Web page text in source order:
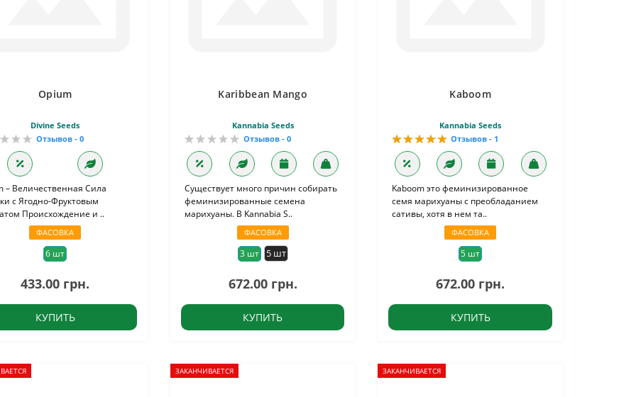
Opium
Divine Seeds
Отзывов - 0
– Величественная Сила
с Ягодно-Фруктовым
Происхождение и ..
ФАСОВКА
6 шт
433.00 грн.
КУПИТЬ
Karibbean Mango
Kannabia Seeds
Отзывов - 0
Существует много причин собирать
феминизированные семена
марихуаны. В Kannabia S..
ФАСОВКА
3 шт 5 шт
672.00 грн.
КУПИТЬ
Kaboom
Kannabia Seeds
Отзывов - 1
Kaboom это феминизированное
семя марихуаны с преобладанием
сативы, хотя в нем та..
ФАСОВКА
5 шт
672.00 грн.
КУПИТЬ
ЗАКАНЧИВАЕТСЯ ЗАКАНЧИВАЕТСЯ